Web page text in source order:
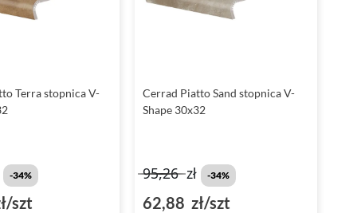
Kamień dekoracyjny Cerrad - New Design Piatto znajduje
zastosowanie w różnych przestrzeniach. Dzięki dostępności
łazienek, a także na tarasy, balkony czy elewacje.
tło dla innych elementów wystroju. Cerrad - New Design
kamień dekoracyjny to również doskonały wybór dla
przestrzeni komercyjnych, takich jak restauracje, hotele czy
Terra stopnica V-
-34%
szt
Cerrad Piatto Sand stopnica V-
Shape 30x32
95,26zł -34%
62,88 zł/szt